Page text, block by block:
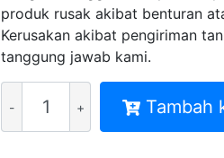
produk rusak akibat benturan
Kerusakan akibat pengiriman
tanggung jawab kami.
MITRA
SIGNAGE
Tambah